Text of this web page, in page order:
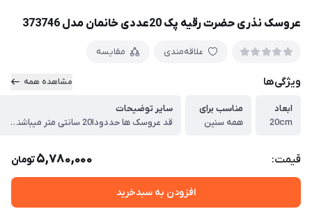
عروسک نذری حضرت رقیه پک 20عددی خانمان مدل 373746
علاقه‌مندی مقایسه
ویژگی‌ها مشاهده همه
ابعاد
20cm
مناسب برای
همه سنین
سایر توضیحات
قد عروسک ها حددودا20 سانتی متر میباشند ساخته شده از بهترین متریال و کیفیت ارسال به صورت بسته بندی شده و رایگان
قیمت: 5,780,000تومان
افزودن به سبدخرید